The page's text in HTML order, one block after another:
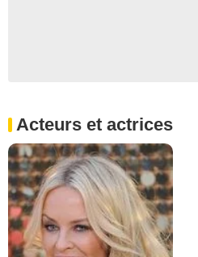
Acteurs et actrices